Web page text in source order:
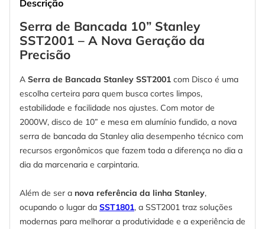
Descrição
Serra de Bancada 10” Stanley
SST2001 – A Nova Geração da
Precisão
A Serra de Bancada Stanley SST2001 com Disco é uma
escolha certeira para quem busca cortes limpos,
estabilidade e facilidade nos ajustes. Com motor de
2000W, disco de 10” e mesa em alumínio fundido, a nova
serra de bancada da Stanley alia desempenho técnico com
recursos ergonômicos que fazem toda a diferença no dia a
dia da marcenaria e carpintaria.
Além de ser a nova referência da linha Stanley,
ocupando o lugar da SST1801, a SST2001 traz soluções
modernas para melhorar a produtividade e a experiência de